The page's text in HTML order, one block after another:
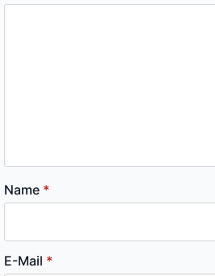
Name *
E-Mail *